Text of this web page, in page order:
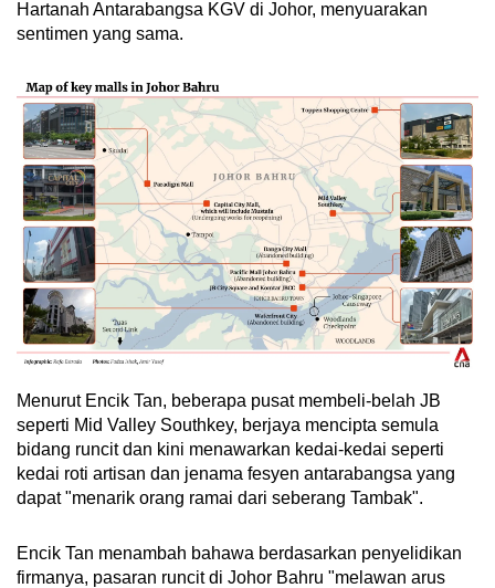
Hartanah Antarabangsa KGV di Johor, menyuarakan
sentimen yang sama.
Menurut Encik Tan, beberapa pusat membeli-belah JB
seperti Mid Valley Southkey, berjaya mencipta semula
bidang runcit dan kini menawarkan kedai-kedai seperti
kedai roti artisan dan jenama fesyen antarabangsa yang
dapat "menarik orang ramai dari seberang Tambak".
Encik Tan menambah bahawa berdasarkan penyelidikan
firmanya, pasaran runcit di Johor Bahru "melawan arus